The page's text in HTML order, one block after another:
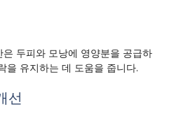
두피와 모낭에 영양분을 공급하
을 유지하는 데 도움을 줍니다.
선